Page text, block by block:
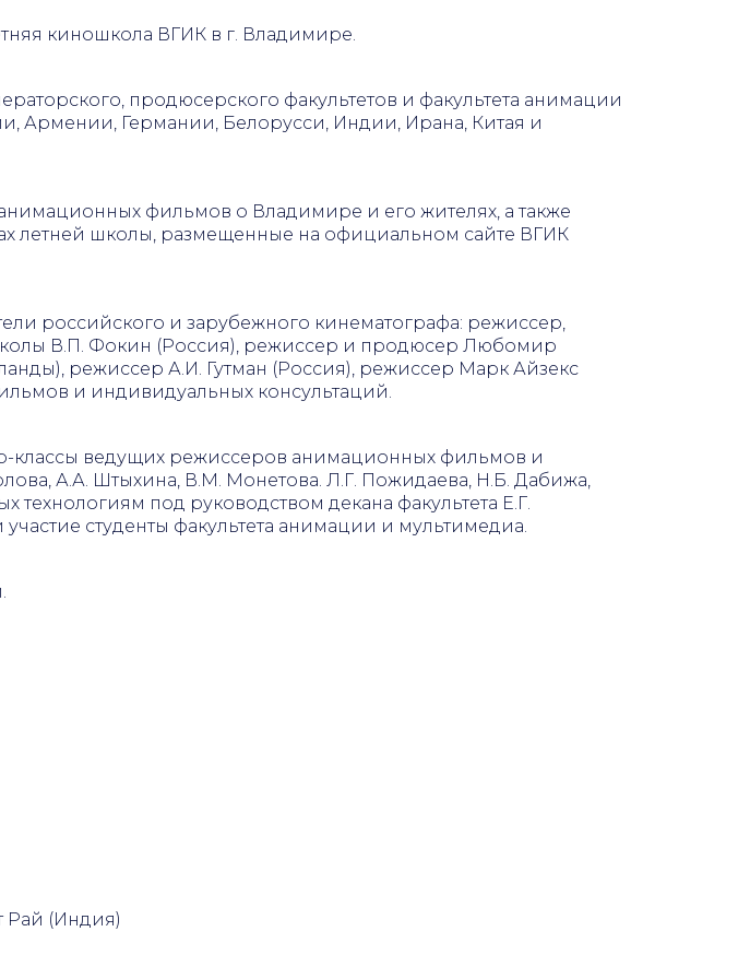
киношкола ВГИК в г. Владимире.
продюсерского факультетов и факультета анимации
Армении, Германии, Белорусси, Индии, Ирана, Китая и
фильмов о Владимире и его жителях, а также
летней школы, размещенные на официальном сайте ВГИК
российского и зарубежного кинематографа: режиссер,
В.П. Фокин (Россия), режиссер и продюсер Любомир
режиссер А.И. Гутман (Россия), режиссер Марк Айзекс
и индивидуальных консультаций.
ведущих режиссеров анимационных фильмов и
А.А. Штыхина, В.М. Монетова. Л.Г. Пожидаева, Н.Б. Дабижа,
под руководством декана факультета Е.Г.
студенты факультета анимации и мультимедиа.
Рай (Индия)